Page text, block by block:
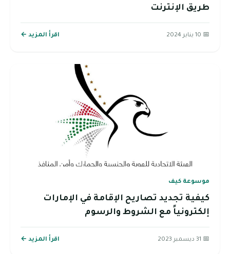
طريق الإنترنت
📅 10 يناير 2024 اقرأ المزيد ←
موسوعة كيف
كيفية تجديد تصاريح الإقامة في الإمارات
إلكترونياً مع الشروط والرسوم
📅 31 ديسمبر 2023 اقرأ المزيد ←